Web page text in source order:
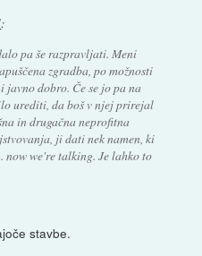
:
pa še razpravljati. Meni
zgradba, po možnosti
javno dobro. Če se jo pa na
urediti, da boš v njej prirejal
in drugačna neprofitna
ji dati nek namen, ki
now we're talking. Je lahko to
stavbe.